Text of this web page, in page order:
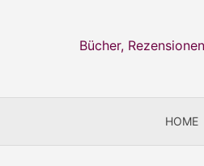
Bücher,
HOME